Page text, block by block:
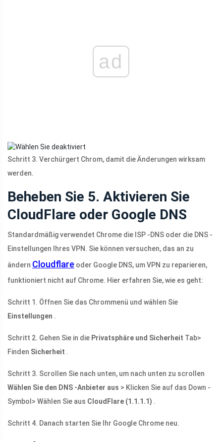
ad
Schritt 3. Verchürgert Chrom, damit die Änderungen wirksam
werden.
Beheben Sie 5. Aktivieren Sie
CloudFlare oder Google DNS
Standardmäßig verwendet Chrome die ISP -DNS oder die DNS -
Einstellungen Ihres VPN. Sie können versuchen, das an zu
ändern Cloudflare oder Google DNS, um VPN zu reparieren,
funktioniert nicht auf Chrome. Hier erfahren Sie, wie es geht:
Schritt 1. Öffnen Sie das Chrommenü und wählen Sie
Einstellungen .
Schritt 2. Gehen Sie in die Privatsphäre und Sicherheit Tab>
Finden Sicherheit .
Schritt 3. Scrollen Sie nach unten, um nach unten zu scrollen
Wählen Sie den DNS -Anbieter aus > Klicken Sie auf das Down -
Symbol> Wählen Sie aus CloudFlare (1.1.1.1) .
Schritt 4. Danach starten Sie Ihr Google Chrome neu.